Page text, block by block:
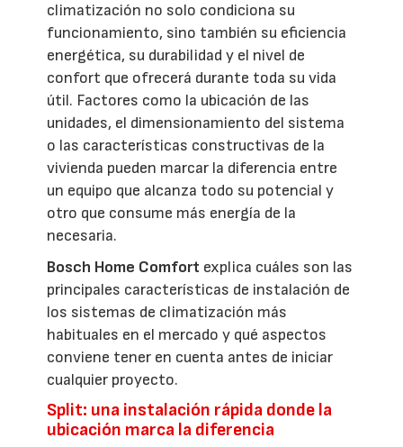
climatización no solo condiciona su
funcionamiento, sino también su eficiencia
energética, su durabilidad y el nivel de
confort que ofrecerá durante toda su vida
útil. Factores como la ubicación de las
unidades, el dimensionamiento del sistema
o las características constructivas de la
vivienda pueden marcar la diferencia entre
un equipo que alcanza todo su potencial y
otro que consume más energía de la
necesaria.
Bosch Home Comfort explica cuáles son las
principales características de instalación de
los sistemas de climatización más
habituales en el mercado y qué aspectos
conviene tener en cuenta antes de iniciar
cualquier proyecto.
Split: una instalación rápida donde la
ubicación marca la diferencia